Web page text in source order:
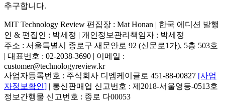
추구합니다.
MIT Technology Review 편집장 : Mat Honan | 한국 에디션 발행
인 & 편집인 : 박세정 | 개인정보관리책임자 : 박세정
주소 : 서울특별시 종로구 새문안로 92 (신문로1가), 5층 503호
| 대표번호 : 02-2038-3690 | 이메일 :
customer@technologyreview.kr
사업자등록번호 : 주식회사 디엠케이글로 451-88-00827 [사업
자정보확인] | 통신판매업 신고번호 : 제2018-서울영등-0513호
정보간행물 신고번호 : 종로 다00053